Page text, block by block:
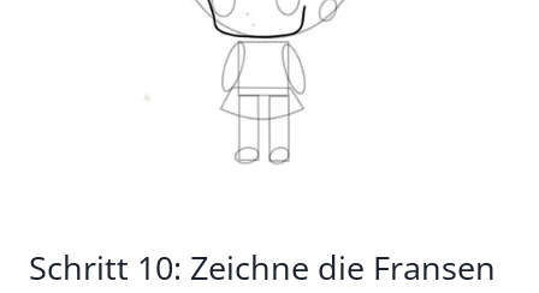
Schritt 10: Zeichne die Fransen